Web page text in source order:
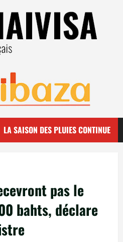
LA SAISON DES PLUIES CONTINUE
pas le
bahts, déclare